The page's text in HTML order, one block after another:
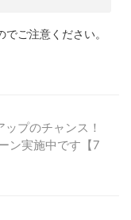
ご注意ください。
プのチャンス！
ン実施中です【7